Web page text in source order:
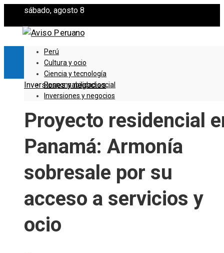
sábado, agosto 8
Perú
Cultura y ocio
Ciencia y tecnología
Responsabilidad social
Inversiones y negocios
Inversiones y negocios
Proyecto residencial
Panamá: Armonía
sobresale por su
acceso a servicios y
ocio